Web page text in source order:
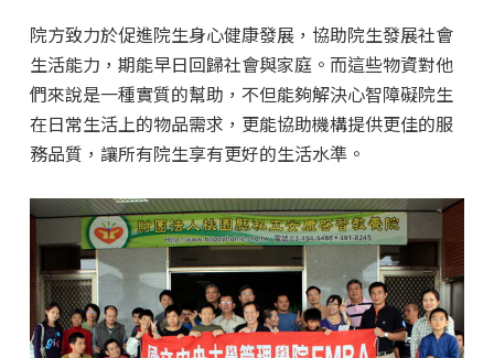
院方致力於促進院生身心健康發展，協助院生發展社會
生活能力，期能早日回歸社會與家庭。而這些物資對他
們來說是一種實質的幫助，不但能夠解決心智障礙院生
在日常生活上的物品需求，更能協助機構提供更佳的服
務品質，讓所有院生享有更好的生活水準。